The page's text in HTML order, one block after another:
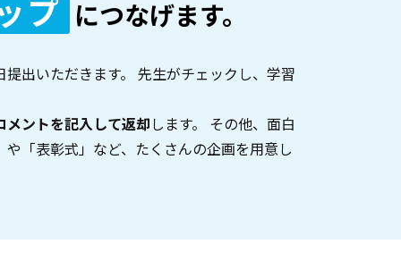
プ につなげます。
出いただきます。 先生がチェックし、学習
ントを記入して返却します。 その他、面白
「表彰式」など、たくさんの企画を用意し